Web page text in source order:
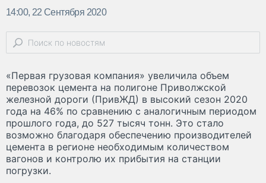
14:00, 22 Сентября 2020
«Первая грузовая компания» увеличила объем
перевозок цемента на полигоне Приволжской
железной дороги (ПривЖД) в высокий сезон 2020
года на 46% по сравнению с аналогичным периодом
прошлого года, до 527 тысяч тонн. Это стало
возможно благодаря обеспечению производителей
цемента в регионе необходимым количеством
вагонов и контролю их прибытия на станции
погрузки.